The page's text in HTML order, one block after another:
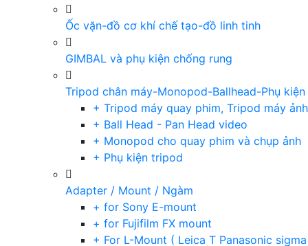
Ốc vặn-đồ cơ khí chế tạo-đồ linh tinh
GIMBAL và phụ kiện chống rung
Tripod chân máy-Monopod-Ballhead-Phụ kiện
+ Tripod máy quay phim, Tripod máy
+ Ball Head - Pan Head video
+ Monopod cho quay phim và chụp ảnh
+ Phụ kiện tripod
Adapter / Mount / Ngàm
+ for Sony E-mount
+ for Fujifilm FX mount
+ For L-Mount ( Leica T Panasonic